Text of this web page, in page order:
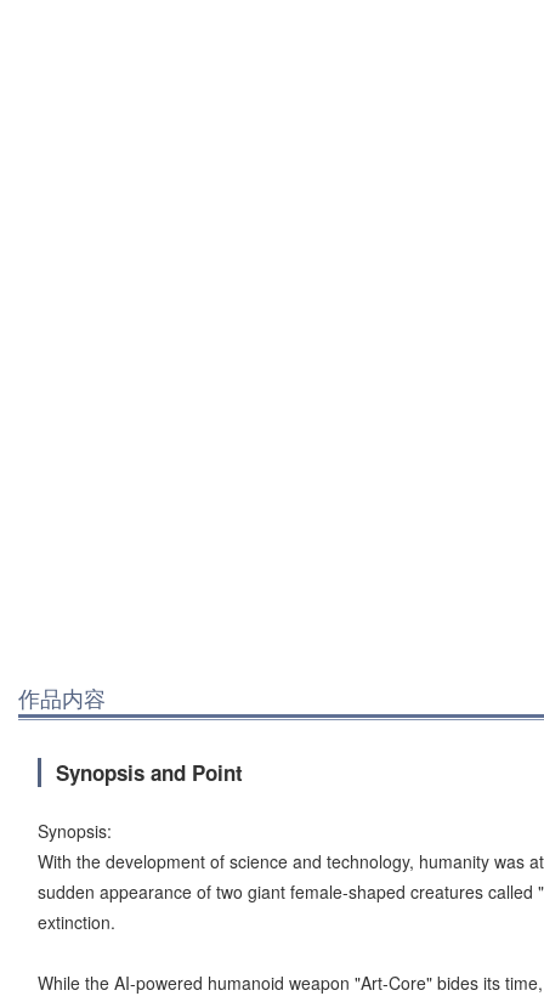
作品内容
Synopsis and Point
Synopsis:
With the development of science and technology, humanity was
sudden appearance of two giant female-shaped creatures called
extinction.
While the AI-powered humanoid weapon "Art-Core" bides its